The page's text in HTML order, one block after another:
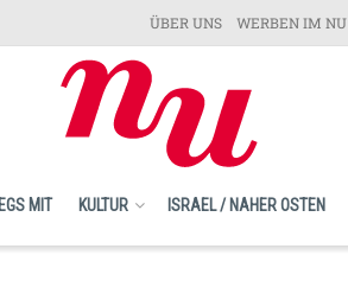
ÜBER UNS WERBEN IM NU
MIT KULTUR ISRAEL / NAHER OSTEN